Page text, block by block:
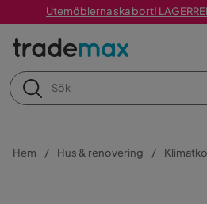
Utemöblerna ska bort!
Hem Hus & renovering